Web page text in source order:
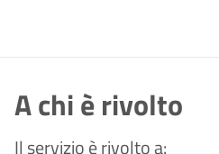
A chi è rivolto
Il servizio è rivolto a: